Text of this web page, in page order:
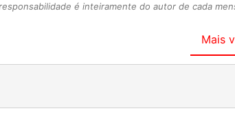
é inteiramente do autor de cada
Mais